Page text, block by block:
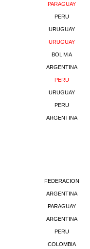
PARAGUAY
PERU
URUGUAY
URUGUAY
BOLIVIA
ARGENTINA
PERU
URUGUAY
PERU
ARGENTINA
FEDERACION
ARGENTINA
PARAGUAY
ARGENTINA
PERU
COLOMBIA